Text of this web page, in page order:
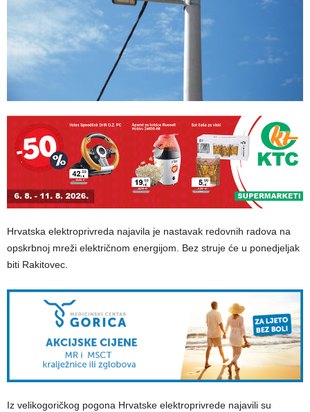
Hrvatska elektroprivreda najavila je nastavak redovnih radova na
opskrbnoj mreži električnom energijom. Bez struje će u ponedjeljak
biti Rakitovec.
Iz velikogoričkog pogona Hrvatske elektroprivrede najavili su